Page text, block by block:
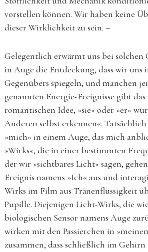
vorstellen können. Wir haben keine
dieser Wirklichkeit zu sein. –
Gelegentlich erwärmt uns bei solchen
in Auge die Entdeckung, dass wir uns
Gegenübers spiegeln, und manchen
genannten Energie-Ereignisse gibt
roman­tischen Idee, »sie« oder »er«
Anderen selbst erkennen«.
»mich« in einem Auge, das mich
»Wirks«, die in einer bestimmten
der wir »sichtbares Licht« sagen,
Ereignis namens »Ich« aus und
Wirks im Film aus Tränenflüssigkeit
Pupille. Diejenigen Licht-Wirks, die
biologischen Sensor namens Auge
wirken mit den Passierchen in
zusammen, dass schließlich im